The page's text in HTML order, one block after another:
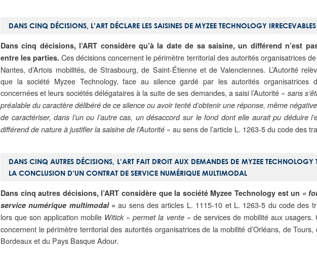
DANS CINQ DÉCISIONS, L’ART DÉCLARE LES SAISINES DE MYZEE TECHNOLOGY IRRECEVABLES
Dans cinq décisions, l’ART considère qu’à la date de sa saisine, un différend n’est
entre les parties.Ces décisions concernent le périmètre territorial des autorités organisatrices
Nantes, d’Artois mobilités, de Strasbourg, de Saint-Étienne et de Valenciennes. L’Autorité
que la société Myzee Technology, face au silence gardé par les autorités organisatrices
concernées et leurs sociétés délégataires à la suite de ses demandes, a saisi l’Autorité « sans
préalable du caractère délibéré de ce silence ou avoir tenté d’obtenir une réponse, même
de caractériser, dans l’un ou l’autre cas, un désaccord sur le fond dont elle aurait pu déduire
différend de nature à justifier la saisine de l’Autorité » au sens de l’article L. 1263-5 du code des
DANS CINQ AUTRES DÉCISIONS, L’ART FAIT DROIT AUX DEMANDES DE MYZEE TECHNOLOGY
LA CONCLUSION D’UN CONTRAT DE SERVICE NUMÉRIQUE MULTIMODAL
Dans cinq autres décisions, l’ART considère que la société Myzee Technology est un «
service numérique multimodal » au sens des articles L. 1115-10 et L. 1263-5 du code des
lors que son application mobile Witick « permet la vente » de services de mobilité aux usagers.
concernent le périmètre territorial des autorités organisatrices de la mobilité d’Orléans, de Tours,
Bordeaux et du Pays Basque Adour.